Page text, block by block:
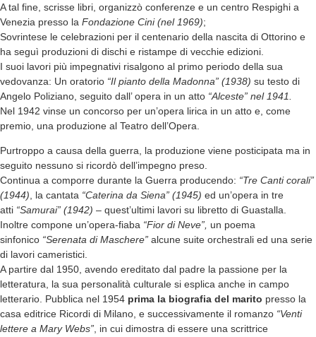
A tal fine, scrisse libri, organizzò conferenze e un centro Respighi a
Venezia presso la Fondazione Cini (nel 1969);
Sovrintese le celebrazioni per il centenario della nascita di Ottorino e
ha seguì produzioni di dischi e ristampe di vecchie edizioni.
I suoi lavori più impegnativi risalgono al primo periodo della sua
vedovanza: Un oratorio “Il pianto della Madonna” (1938) su testo di
Angelo Poliziano, seguito dall’ opera in un atto “Alceste” nel 1941.
Nel 1942 vinse un concorso per un’opera lirica in un atto e, come
premio, una produzione al Teatro dell’Opera.
Purtroppo a causa della guerra, la produzione viene posticipata ma in
seguito nessuno si ricordò dell’impegno preso.
Continua a comporre durante la Guerra producendo: “Tre Canti corali”
(1944) , la cantata “Caterina da Siena” (1945) ed un’opera in tre
atti “Samurai” (1942) – quest’ultimi lavori su libretto di Guastalla.
Inoltre compone un’opera-fiaba “Fior di Neve”, un poema
sinfonico “Serenata di Maschere” alcune suite orchestrali ed una serie
di lavori cameristici.
A partire dal 1950, avendo ereditato dal padre la passione per la
letteratura, la sua personalità culturale si esplica anche in campo
letterario. Pubblica nel 1954 prima la biografia del marito presso la
casa editrice Ricordi di Milano, e successivamente il romanzo “Venti
lettere a Mary Webs” , in cui dimostra di essere una scrittrice